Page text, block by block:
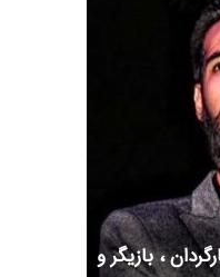
، بازیگر و